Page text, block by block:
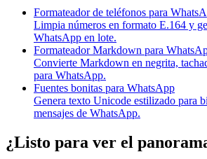
Formateador de teléfonos para
Limpia números en formato E.164 y
WhatsApp en lote.
Formateador Markdown para
Convierte Markdown en negrita,
para WhatsApp.
Fuentes bonitas para WhatsApp
Genera texto Unicode estilizado para
mensajes de WhatsApp.
¿Listo para ver el